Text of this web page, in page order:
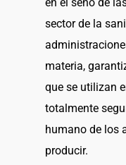
sector de la
materia,
que se utilizan
totalmente
humano de los
producir.